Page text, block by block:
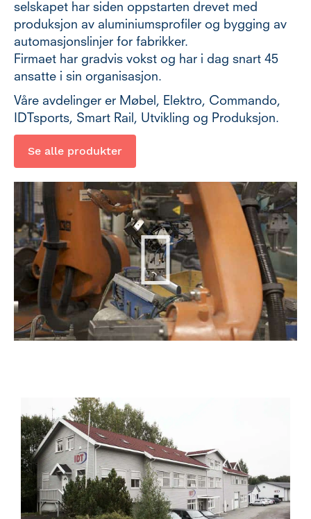
selskapet har siden oppstarten drevet med
produksjon av aluminiumsprofiler og bygging av
automasjonslinjer for fabrikker.
Firmaet har gradvis vokst og har i dag snart 45
ansatte i sin organisasjon.
Våre avdelinger er Møbel, Elektro, Commando,
IDTsports, Smart Rail, Utvikling og Produksjon.
Se alle produkter